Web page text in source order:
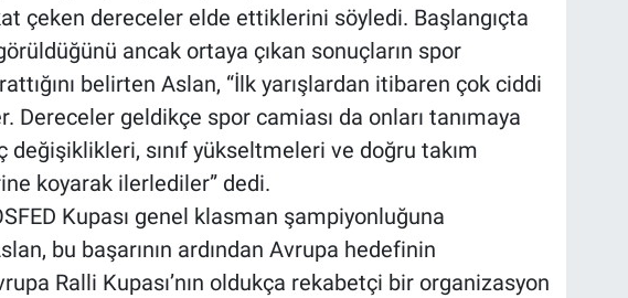
çeken dereceler elde ettiklerini söyledi. Başlangıçta
ancak ortaya çıkan sonuçların spor
belirten Aslan, “İlk yarışlardan itibaren çok ciddi
Dereceler geldikçe spor camiası da onları tanımaya
değişiklikleri, sınıf yükseltmeleri ve doğru takım
koyarak ilerlediler” dedi.
Kupası genel klasman şampiyonluğuna
bu başarının ardından Avrupa hedefinin
Ralli Kupası’nın oldukça rekabetçi bir organizasyon